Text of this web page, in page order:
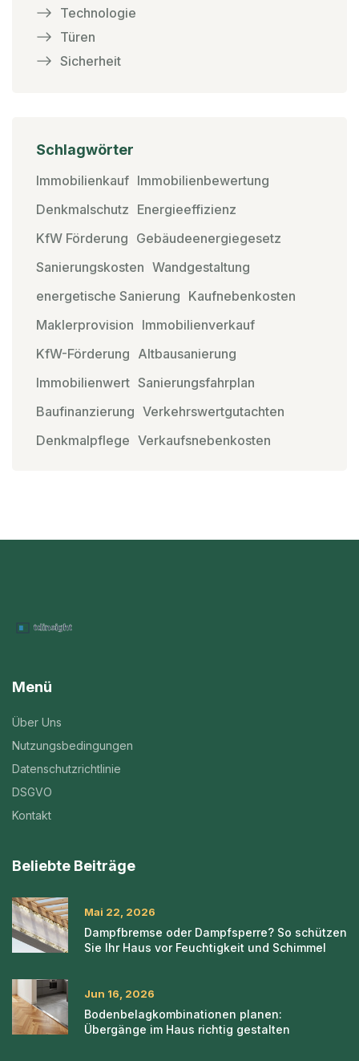
Technologie
Türen
Sicherheit
Schlagwörter
Immobilienkauf Immobilienbewertung
Denkmalschutz Energieeffizienz
KfW Förderung Gebäudeenergiegesetz
Sanierungskosten Wandgestaltung
energetische Sanierung Kaufnebenkosten
Maklerprovision Immobilienverkauf
KfW-Förderung Altbausanierung
Immobilienwert Sanierungsfahrplan
Baufinanzierung Verkehrswertgutachten
Denkmalpflege Verkaufsnebenkosten
Menü
Über Uns
Nutzungsbedingungen
Datenschutzrichtlinie
DSGVO
Kontakt
Beliebte Beiträge
Mai 22, 2026
Dampfbremse oder Dampfsperre? So schützen
Sie Ihr Haus vor Feuchtigkeit und Schimmel
Jun 16, 2026
Bodenbelagkombinationen planen:
Übergänge im Haus richtig gestalten